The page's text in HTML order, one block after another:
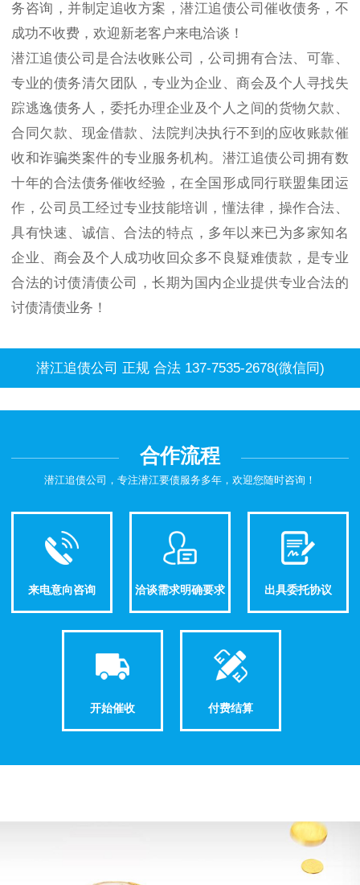
务咨询，并制定追收方案，潜江追债公司催收债务，不
成功不收费，欢迎新老客户来电洽谈！
潜江追债公司是合法收账公司，公司拥有合法、可靠、
专业的债务清欠团队，专业为企业、商会及个人寻找失
踪逃逸债务人，委托办理企业及个人之间的货物欠款、
合同欠款、现金借款、法院判决执行不到的应收账款催
收和诈骗类案件的专业服务机构。潜江追债公司拥有数
十年的合法债务催收经验，在全国形成同行联盟集团运
作，公司员工经过专业技能培训，懂法律，操作合法、
具有快速、诚信、合法的特点，多年以来已为多家知名
企业、商会及个人成功收回众多不良疑难债款，是专业
合法的讨债清债公司，长期为国内企业提供专业合法的
讨债清债业务！
潜江追债公司 正规 合法 137-7535-2678(微信同)
合作流程
潜江追债公司，专注潜江要债服务多年，欢迎您随时咨询！
来电意向咨询 洽谈需求明确要求 出具委托协议
开始催收 付费结算